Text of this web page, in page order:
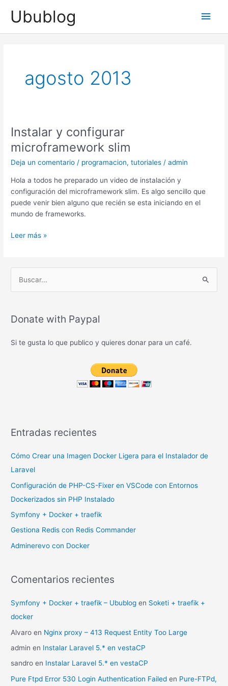
Ubublog
agosto 2013
Instalar y configurar
microframework slim
Deja un comentario / programacion,tutoriales /admin
Hola a todos he preparado un video de instalación y
configuración del microframework slim. Es algo sencillo que
puede venir bien alguno que recién se esta iniciando en el
mundo de frameworks.
Instalar
microframework
slim
Leer más »
c
r
Donate with Paypal
Si te gusta lo que publico y quieres donar para un café.
Entradas recientes
Cómo Crear una Imagen Docker Ligera para el Instalador de
Laravel
Configuración de PHP-CS-Fixer en VSCode con Entornos
Dockerizados sin PHP Instalado
Symfony + Docker + traefik
Gestiona Redis con Redis Commander
Adminerevo con Docker
Comentarios recientes
Symfony + Docker + traefik – Ubublog en Soketi + traefik +
docker
Alvaro en Nginx proxy – 413 Request Entity Too Large
admin en Instalar Laravel 5.* en vestaCP
sandro en Instalar Laravel 5.* en vestaCP
Pure Ftpd Error 530 Login Authentication Failed en Pure-FTPd,